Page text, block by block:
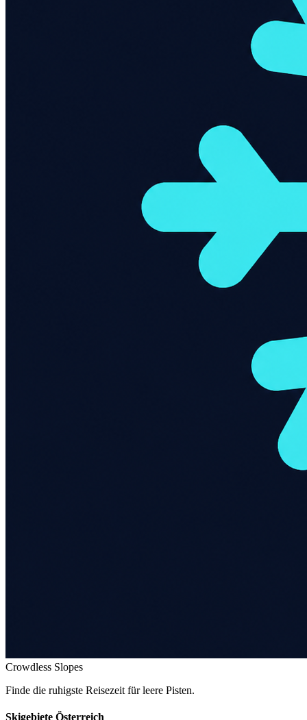
Crowdless Slopes
Finde die ruhigste Reisezeit für leere Pisten.
Skigebiete Österreich